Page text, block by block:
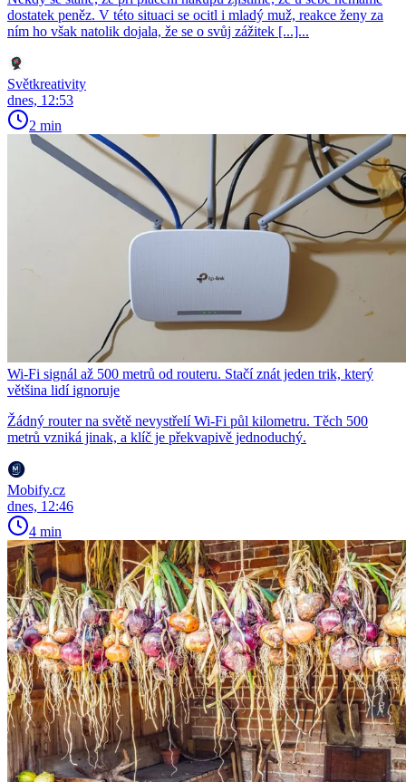
dostatek peněz. V této situaci se ocitl i mladý muž, reakce ženy za
ním ho však natolik dojala, že se o svůj zážitek [...]...
Světkreativity
dnes, 12:53
2 min
Wi-Fi signál až 500 metrů od routeru. Stačí znát jeden trik, který
většina lidí ignoruje
Žádný router na světě nevystřelí Wi-Fi půl kilometru. Těch 500
metrů vzniká jinak, a klíč je překvapivě jednoduchý.
Mobify.cz
dnes, 12:46
4 min